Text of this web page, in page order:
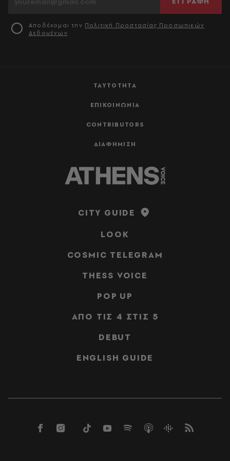
ΤΑΥΤΟΤΗΤΑ
ΕΠΙΚΟΙΝΩΝΙΑ
CONTRIBUTORS
ΔΙΑΦΗΜΙΣΗ
Αποδέχομαι την Πολιτική Προστασίας Προσωπικών
Δεδομένων
CITY GUIDE
LOOK
COSMIC TELEGRAM
THESS VOICE
POP UP
ΑΠΟ ΤΙΣ 4 ΣΤΙΣ 5
DEBUT
ENGLISH GUIDE